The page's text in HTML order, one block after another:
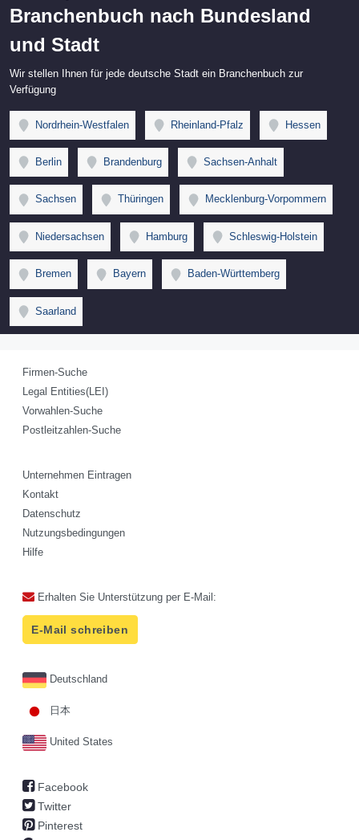
Branchenbuch nach Bundesland
und Stadt
Wir stellen Ihnen für jede deutsche Stadt ein Branchenbuch zur
Verfügung
Nordrhein-Westfalen Rheinland-Pfalz Hessen
Berlin Brandenburg Sachsen-Anhalt
Sachsen Thüringen Mecklenburg-Vorpommern
Niedersachsen Hamburg Schleswig-Holstein
Bremen Bayern Baden-Württemberg
Saarland
Firmen-Suche
Legal Entities(LEI)
Vorwahlen-Suche
Postleitzahlen-Suche
Unternehmen Eintragen
Kontakt
Datenschutz
Nutzungsbedingungen
Hilfe
Erhalten Sie Unterstützung per E-Mail:
E-Mail schreiben
Deutschland
日本
United States
Facebook
Twitter
Pinterest